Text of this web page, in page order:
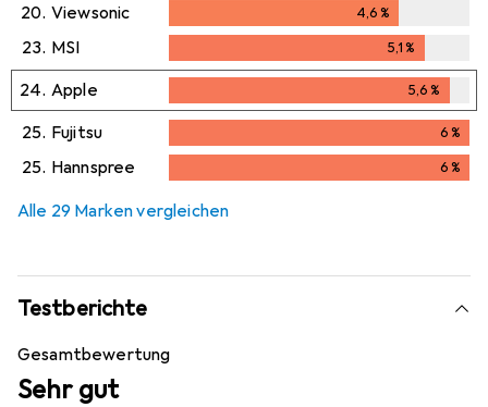
20. Viewsonic 4,6%
23. MSI 5,1%
5,1%
24. Apple 5,6%
5,6%
25. Fujitsu 6%
6%
25. Hannspree 6%
Alle 29 Marken vergleichen
Testberichte
Gesamtbewertung
Sehr gut